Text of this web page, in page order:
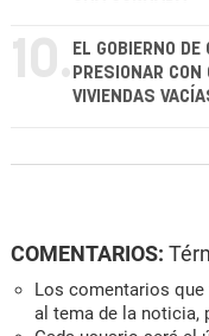
10. EL GOBIERNO
PRESIONAR
VIVIENDAS
COMENTARIOS:
Los comentarios
al tema de la noticia,